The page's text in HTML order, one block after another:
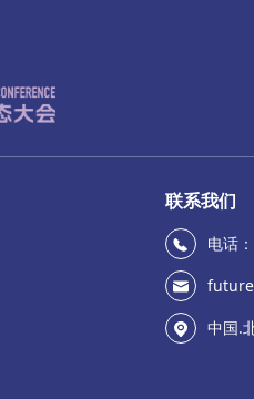
联系我们
电话
中国.